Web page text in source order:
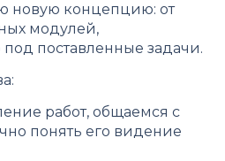
новую концепцию: от
модулей,
под поставленные задачи.
работ, общаемся с
понять его видение